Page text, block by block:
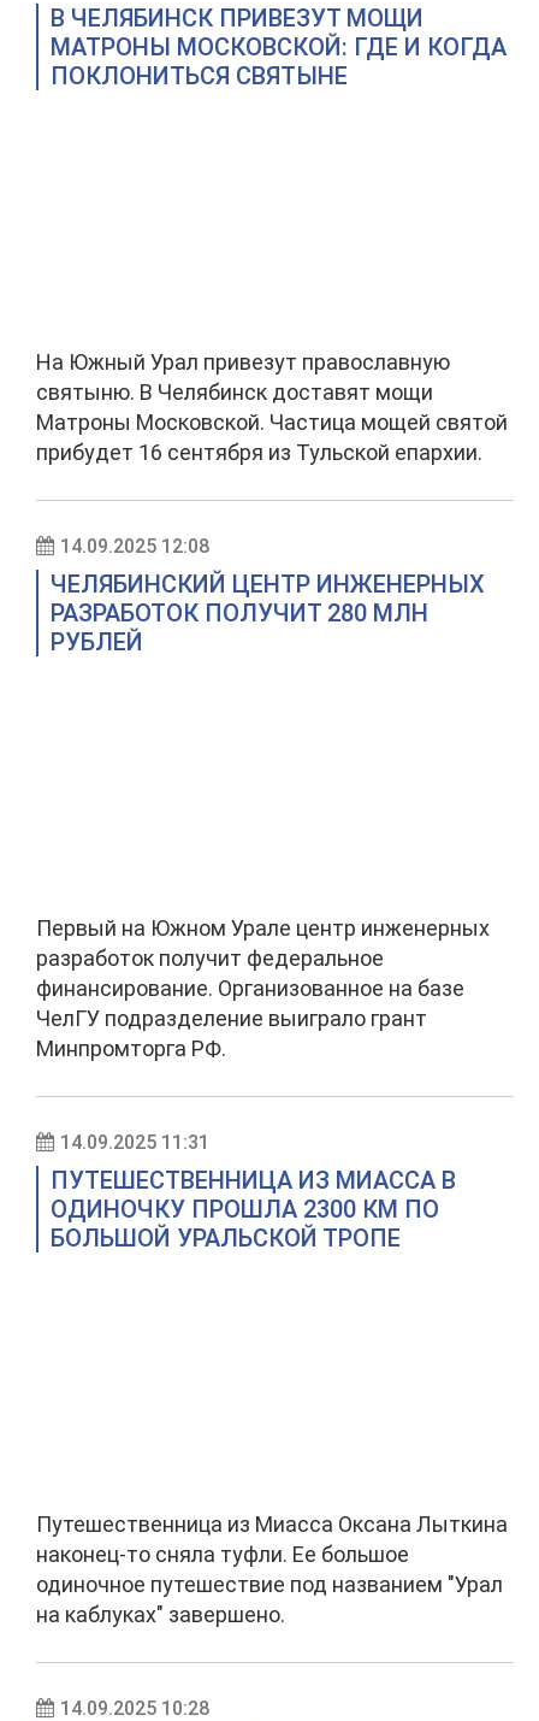
В ЧЕЛЯБИНСК ПРИВЕЗУТ МОЩИ
МАТРОНЫ МОСКОВСКОЙ: ГДЕ И КОГДА
ПОКЛОНИТЬСЯ СВЯТЫНЕ
На Южный Урал привезут православную
святыню. В Челябинск доставят мощи
Матроны Московской. Частица мощей святой
прибудет 16 сентября из Тульской епархии.
14.09.2025 12:08
ЧЕЛЯБИНСКИЙ ЦЕНТР ИНЖЕНЕРНЫХ
РАЗРАБОТОК ПОЛУЧИТ 280 МЛН
РУБЛЕЙ
Первый на Южном Урале центр инженерных
разработок получит федеральное
финансирование. Организованное на базе
ЧелГУ подразделение выиграло грант
Минпромторга РФ.
14.09.2025 11:31
ПУТЕШЕСТВЕННИЦА ИЗ МИАССА В
ОДИНОЧКУ ПРОШЛА 2300 КМ ПО
БОЛЬШОЙ УРАЛЬСКОЙ ТРОПЕ
Путешественница из Миасса Оксана Лыткина
наконец-то сняла туфли. Ее большое
одиночное путешествие под названием "Урал
на каблуках" завершено.
14.09.2025 10:28